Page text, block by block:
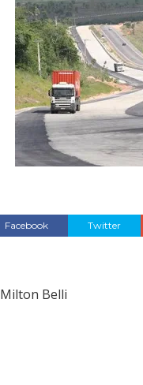
Facebook Twitter
Milton Belli